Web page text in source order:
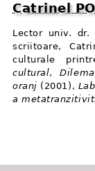
Catrinel
Lector univ.
scriitoare,
culturale
cultural,
oranj (2001),
a